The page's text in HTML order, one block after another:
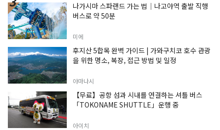
나가시마 스파랜드 가는 법｜나고야역 출발 직행
버스로 약 50분
미에
후지산 5합목 완벽 가이드 | 가와구치코 호수 관광
을 위한 명소, 복장, 접근 방법 및 일정
야마나시
【무료】공항 섬과 시내를 연결하는 셔틀 버스
「TOKONAME SHUTTLE」운행 중
아이치